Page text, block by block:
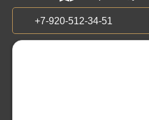
+7-920-512-34-51